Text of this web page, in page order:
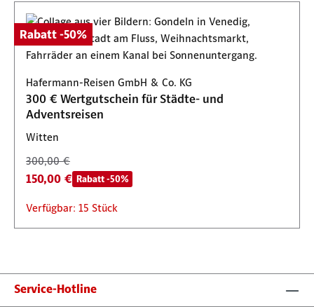
Rabatt -50%
Hafermann-Reisen GmbH & Co. KG
300 € Wertgutschein für Städte- und
Adventsreisen
Witten
300,00 €
150,00 € Rabatt -50%
Verfügbar: 15 Stück
Service-Hotline